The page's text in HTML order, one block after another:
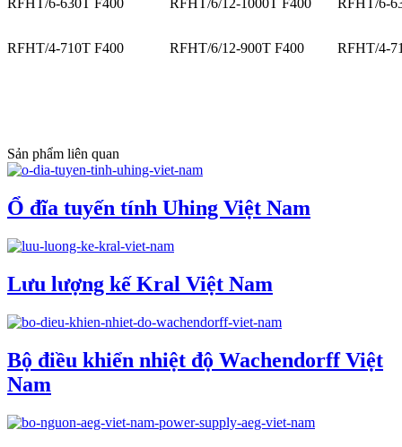
RFHT/6-630T F400 RFHT/6/12-1000T F400 RFHT/6-
RFHT/4-710T F400 RFHT/6/12-900T F400 RFHT/4-
Sản phẩm liên quan
Ổ đĩa tuyến tính Uhing Việt Nam
Lưu lượng kế Kral Việt Nam
Bộ điều khiển nhiệt độ Wachendorff Việt
Nam